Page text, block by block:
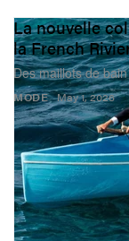
MODE
La nouvelle
la French
Des maillots de
May 1, 2026